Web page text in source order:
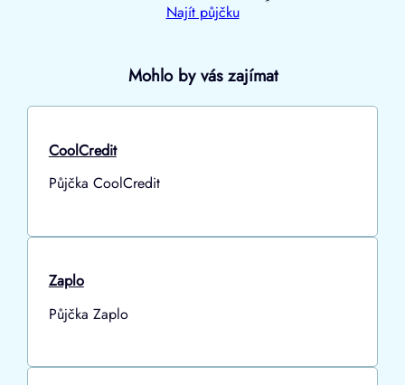
Najít půjčku
Mohlo by vás zajímat
CoolCredit
Půjčka CoolCredit
Zaplo
Půjčka Zaplo